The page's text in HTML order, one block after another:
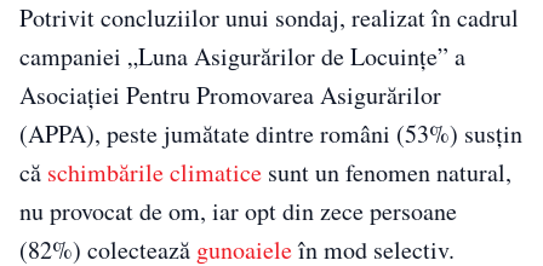
Potrivit concluziilor unui sondaj, realizat în cadrul
campaniei „Luna Asigurărilor de Locuinţe” a
Asociaţiei Pentru Promovarea Asigurărilor
(APPA), peste jumătate dintre români (53%) susţin
că schimbările climatice sunt un fenomen natural,
nu provocat de om, iar opt din zece persoane
(82%) colectează gunoaieleîn mod selectiv.